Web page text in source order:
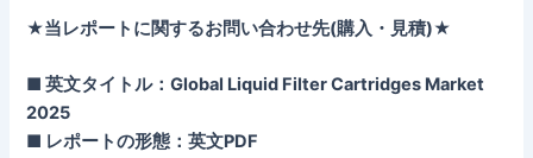
★当レポートに関するお問い合わせ先(購入・見積)★
■ 英文タイトル：Global Liquid Filter Cartridges Market
2025
■ レポートの形態：英文PDF